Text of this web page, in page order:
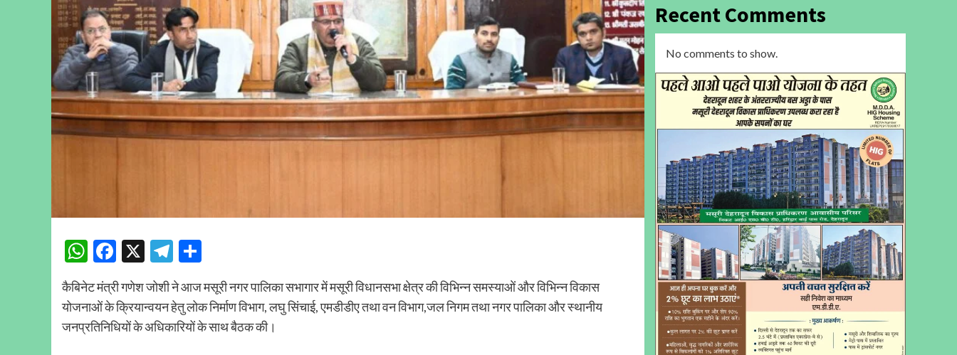
WhatsApp
Facebook
X Telegram
कैबिनेट मंत्री गणेश जोशी ने आज मसूरी नगर पालिका सभागार में मसूरी विधानसभा क्षेत्र की विभिन्न समस्याओं और विभिन्न विकास
योजनाओं के क्रियान्वयन हेतु लोक निर्माण विभाग, लघु सिंचाई, एमडीडीए तथा वन विभाग,जल निगम तथा नगर पालिका और स्थानीय
जनप्रतिनिधियों के अधिकारियों के साथ बैठक की।
Recent Comments
No comments to show.